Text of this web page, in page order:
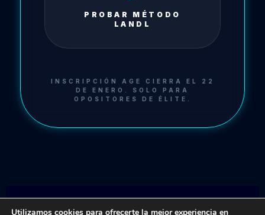
PROBAR MÉTODO
LANDL
INSCRIPCIÓN AGE CIERRA EL 22
DE ENERO. SOLO PARA
OPOSITORES DE ÉLITE.
Utilizamos cookies para ofrecerte la mejor experiencia en